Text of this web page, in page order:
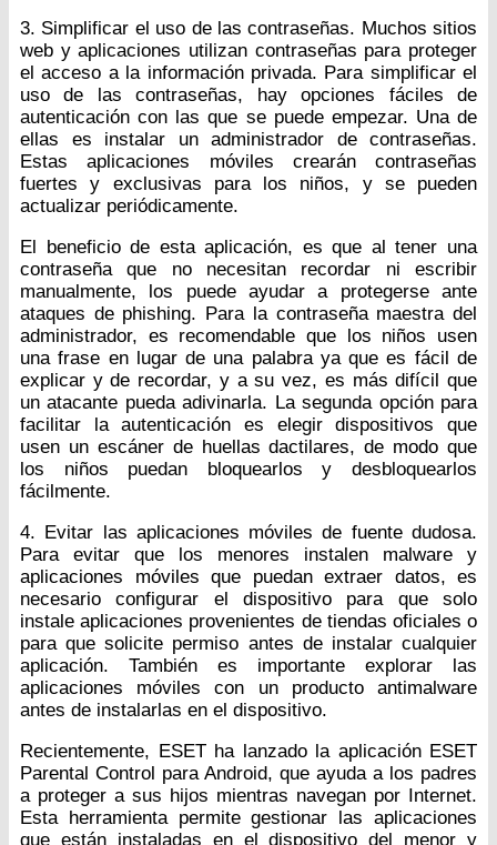
3. Simplificar el uso de las contraseñas. Muchos sitios
web y aplicaciones utilizan contraseñas para proteger
el acceso a la información privada. Para simplificar el
uso de las contraseñas, hay opciones fáciles de
autenticación con las que se puede empezar. Una de
ellas es instalar un administrador de contraseñas.
Estas aplicaciones móviles crearán contraseñas
fuertes y exclusivas para los niños, y se pueden
actualizar periódicamente.
El beneficio de esta aplicación, es que al tener una
contraseña que no necesitan recordar ni escribir
manualmente, los puede ayudar a protegerse ante
ataques de phishing. Para la contraseña maestra del
administrador, es recomendable que los niños usen
una frase en lugar de una palabra ya que es fácil de
explicar y de recordar, y a su vez, es más difícil que
un atacante pueda adivinarla. La segunda opción para
facilitar la autenticación es elegir dispositivos que
usen un escáner de huellas dactilares, de modo que
los niños puedan bloquearlos y desbloquearlos
fácilmente.
4. Evitar las aplicaciones móviles de fuente dudosa.
Para evitar que los menores instalen malware y
aplicaciones móviles que puedan extraer datos, es
necesario configurar el dispositivo para que solo
instale aplicaciones provenientes de tiendas oficiales o
para que solicite permiso antes de instalar cualquier
aplicación. También es importante explorar las
aplicaciones móviles con un producto antimalware
antes de instalarlas en el dispositivo.
Recientemente, ESET ha lanzado la aplicación ESET
Parental Control para Android, que ayuda a los padres
a proteger a sus hijos mientras navegan por Internet.
Esta herramienta permite gestionar las aplicaciones
que están instaladas en el dispositivo del menor y